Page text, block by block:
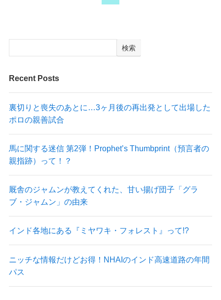
検索
Recent Posts
裏切りと喪失のあとに…3ヶ月後の再出発として出場した
ポロの親善試合
馬に関する迷信 第2弾！Prophet’s Thumbprint（預言者の
親指跡）って！？
厩舎のジャムンが教えてくれた、甘い揚げ団子「グラ
ブ・ジャムン」の由来
インド各地にある『ミヤワキ・フォレスト』って!?
ニッチな情報だけどお得！NHAIのインド高速道路の年間
パス